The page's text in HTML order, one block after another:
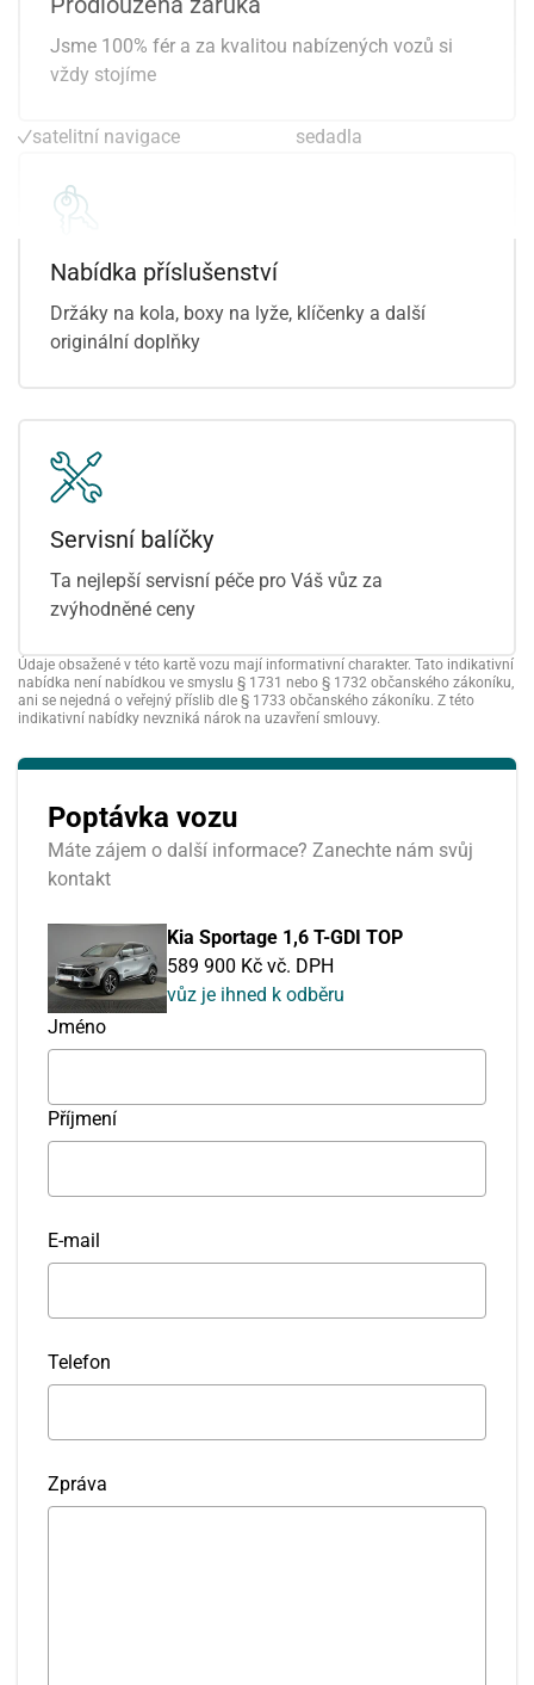
kol (ASR)
přední světla LED
satelitní navigace
senzor světel
ze svahu
sedadla
Jsme 100% fér a za kvalitou nabízených vozů si
vždy stojíme
Nabídka příslušenství
Držáky na kola, boxy na lyže, klíčenky a další
originální doplňky
Servisní balíčky
Ta nejlepší servisní péče pro Váš vůz za
zvýhodněné ceny
Údaje obsažené v této kartě vozu mají informativní charakter. Tato indikativní
nabídka není nabídkou ve smyslu § 1731 nebo § 1732 občanského zákoníku,
ani se nejedná o veřejný příslib dle § 1733 občanského zákoníku. Z této
indikativní nabídky nevzniká nárok na uzavření smlouvy.
Poptávka vozu
Máte zájem o další informace? Zanechte nám svůj
kontakt
Kia Sportage 1,6 T-GDI TOP
589 900 Kč vč. DPH
vůz je ihned k odběru
Jméno
Příjmení
E-mail
Telefon
Zpráva